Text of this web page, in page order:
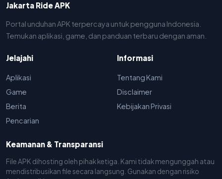
Jakarta Ride APK
Portal unduhan APK terpercaya untuk pengguna Indonesia.
Temukan aplikasi, game, dan panduan terbaru dengan aman.
Jelajahi
Aplikasi
Game
Berita
Pencarian
Informasi
Tentang Kami
Disclaimer
Kebijakan Privasi
Keamanan & Transparansi
File APK dihosting oleh pihak ketiga. Kami tidak mengunggah atau
mendistribusikan file secara langsung. Gunakan dengan risiko